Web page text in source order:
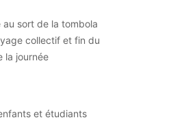
au sort de la tombola
collectif et fin du
la journée
et étudiants